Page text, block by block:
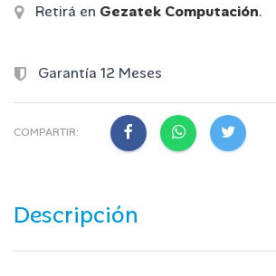
Retirá en Gezatek Computación.
Garantía 12 Meses
COMPARTIR:
Descripción